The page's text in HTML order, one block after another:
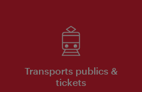
Transports publics &
tickets